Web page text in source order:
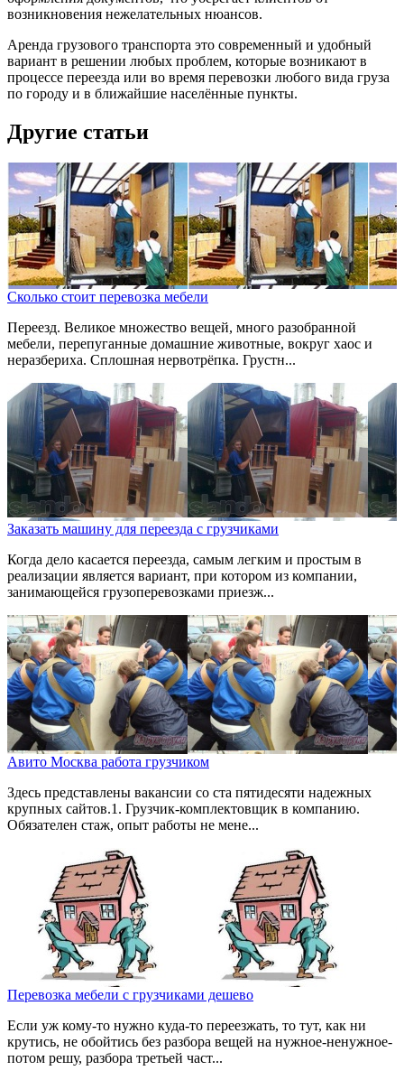
возникновения нежелательных нюансов.
Аренда грузового транспорта это современный и удобный
вариант в решении любых проблем, которые возникают в
процессе переезда или во время перевозки любого вида груза
по городу и в ближайшие населённые пункты.
Другие статьи
Сколько стоит перевозка мебели
Переезд. Великое множество вещей, много разобранной
мебели, перепуганные домашние животные, вокруг хаос и
неразбериха. Сплошная нервотрёпка. Грустн...
Заказать машину для переезда с грузчиками
Когда дело касается переезда, самым легким и простым в
реализации является вариант, при котором из компании,
занимающейся грузоперевозками приезж...
Авито Москва работа грузчиком
Здесь представлены вакансии со ста пятидесяти надежных
крупных сайтов.1. Грузчик-комплектовщик в компанию.
Обязателен стаж, опыт работы не мене...
Перевозка мебели с грузчиками дешево
Если уж кому-то нужно куда-то переезжать, то тут, как ни
крутись, не обойтись без разбора вещей на нужное-ненужное-
потом решу, разбора третьей част...